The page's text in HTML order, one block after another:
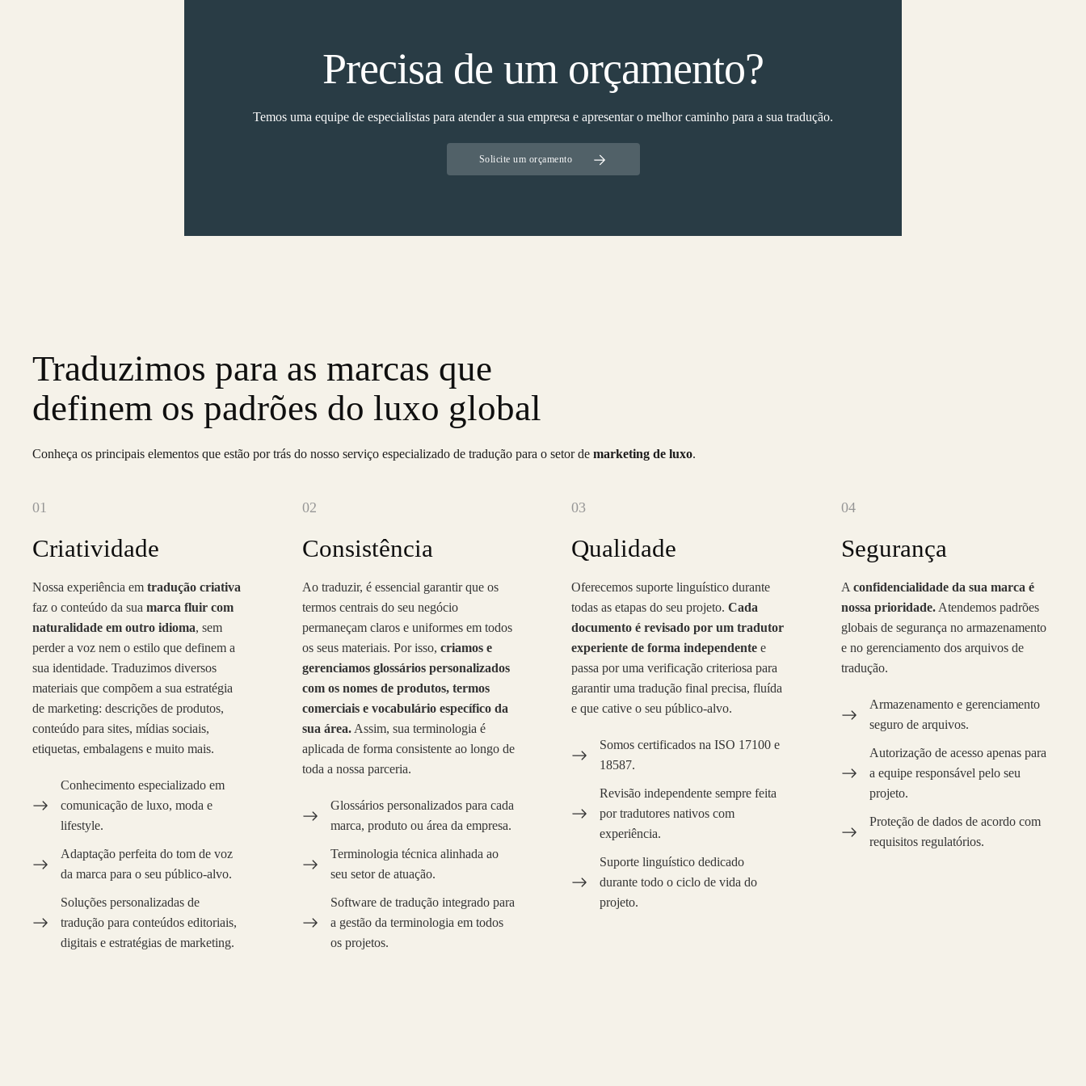
Precisa de um orçamento?
Temos uma equipe de especialistas para atender a sua empresa e apresentar o melhor caminho para a sua tradução.
Solicite um orçamento
Traduzimos para as marcas que
definem os padrões do luxo global
Conheça os principais elementos que estão por trás do nosso serviço especializado de tradução para o setor de marketing de luxo.
01
Criatividade
Nossa experiência em tradução criativa
faz o conteúdo da sua marca fluir com
naturalidade em outro idioma, sem
perder a voz nem o estilo que definem a
sua identidade. Traduzimos diversos
materiais que compõem a sua estratégia
de marketing: descrições de produtos,
conteúdo para sites, mídias sociais,
etiquetas, embalagens e muito mais.
Conhecimento especializado em
comunicação de luxo, moda e
lifestyle.
Adaptação perfeita do tom de voz
da marca para o seu público-alvo.
Soluções personalizadas de
tradução para conteúdos editoriais,
digitais e estratégias de marketing.
02
Consistência
Ao traduzir, é essencial garantir que os
termos centrais do seu negócio
permaneçam claros e uniformes em todos
os seus materiais. Por isso, criamos e
gerenciamos glossários personalizados
com os nomes de produtos, termos
comerciais e vocabulário específico da
sua área.Assim, sua terminologia é
aplicada de forma consistente ao longo de
toda a nossa parceria.
Glossários personalizados para cada
marca, produto ou área da empresa.
Terminologia técnica alinhada ao
seu setor de atuação.
Software de tradução integrado para
a gestão da terminologia em todos
os projetos.
03
Qualidade
Oferecemos suporte linguístico durante
todas as etapas do seu projeto. Cada
documento é revisado por um tradutor
experiente de forma independente e
passa por uma verificação criteriosa para
garantir uma tradução final precisa, fluída
e que cative o seu público-alvo.
Somos certificados na ISO 17100 e
18587.
Revisão independente sempre feita
por tradutores nativos com
experiência.
Suporte linguístico dedicado
durante todo o ciclo de vida do
projeto.
04
Segurança
A confidencialidade da sua marca é
nossa prioridade.Atendemos padrões
globais de segurança no armazenamento
e no gerenciamento dos arquivos de
tradução.
Armazenamento e gerenciamento
seguro de arquivos.
Autorização de acesso apenas para
a equipe responsável pelo seu
projeto.
Proteção de dados de acordo com
requisitos regulatórios.